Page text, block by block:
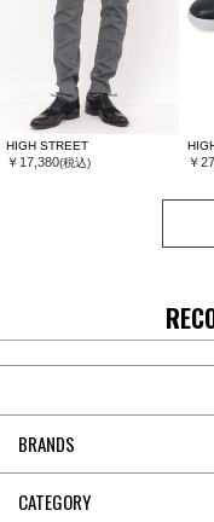
HIGH STREET
￥17,380(税込) ￥
BRANDS
CATEGORY